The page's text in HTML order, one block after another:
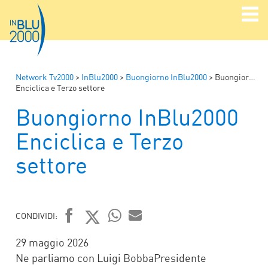
Network Tv2000 > InBlu2000 > Buongiorno InBlu2000 > Buongiorno InBlu2000
Enciclica e Terzo settore
Buongiorno InBlu2000
Enciclica e Terzo
settore
CONDIVIDI:
FACEBOOK
TWITTER
29 maggio 2026
Ne parliamo con Luigi BobbaPresidente